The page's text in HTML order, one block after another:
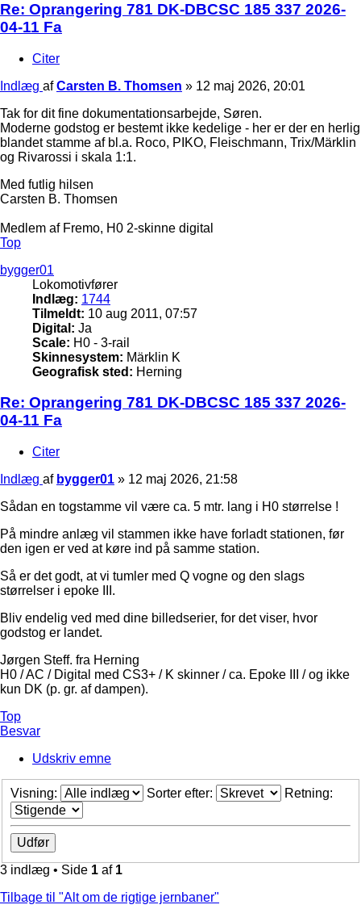
Re: Oprangering 781 DK-DBCSC 185 337 2026-
04-11 Fa
Citer
Indlæg afCarsten B. Thomsen » 12 maj 2026, 20:01
Tak for dit fine dokumentationsarbejde, Søren.
Moderne godstog er bestemt ikke kedelige - her er der en herlig
blandet stamme af bl.a. Roco, PIKO, Fleischmann, Trix/Märklin
og Rivarossi i skala 1:1.
Med futlig hilsen
Carsten B. Thomsen
Medlem af Fremo, H0 2-skinne digital
Top
bygger01
Lokomotivfører
Indlæg: 1744
Tilmeldt: 10 aug 2011, 07:57
Digital: Ja
Scale: H0 - 3-rail
Skinnesystem: Märklin K
Geografisk sted: Herning
Re: Oprangering 781 DK-DBCSC 185 337 2026-
04-11 Fa
Citer
Indlæg af bygger01 » 12 maj 2026, 21:58
Sådan en togstamme vil være ca. 5 mtr. lang i H0 størrelse !
På mindre anlæg vil stammen ikke have forladt stationen, før
den igen er ved at køre ind på samme station.
Så er det godt, at vi tumler med Q vogne og den slags
størrelser i epoke III.
Bliv endelig ved med dine billedserier, for det viser, hvor
godstog er landet.
Jørgen Steff. fra Herning
H0 / AC / Digital med CS3+ / K skinner / ca. Epoke III / og ikke
kun DK (p. gr. af dampen).
Top
Besvar
Udskriv emne
Visning: Sorter efter: Retning:
3 indlæg • Side 1 af 1
Tilbage til "Alt om de rigtige jernbaner"